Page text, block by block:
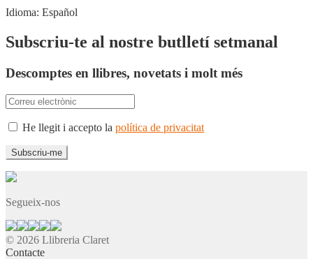
Idioma: Español
Subscriu-te al nostre butlletí setmanal
Descomptes en llibres, novetats i molt més
He llegit i accepto la política de privacitat
Segueix-nos
© 2026 Llibreria Claret
Contacte